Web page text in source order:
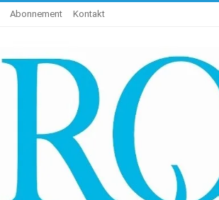
Abonnement Kontakt